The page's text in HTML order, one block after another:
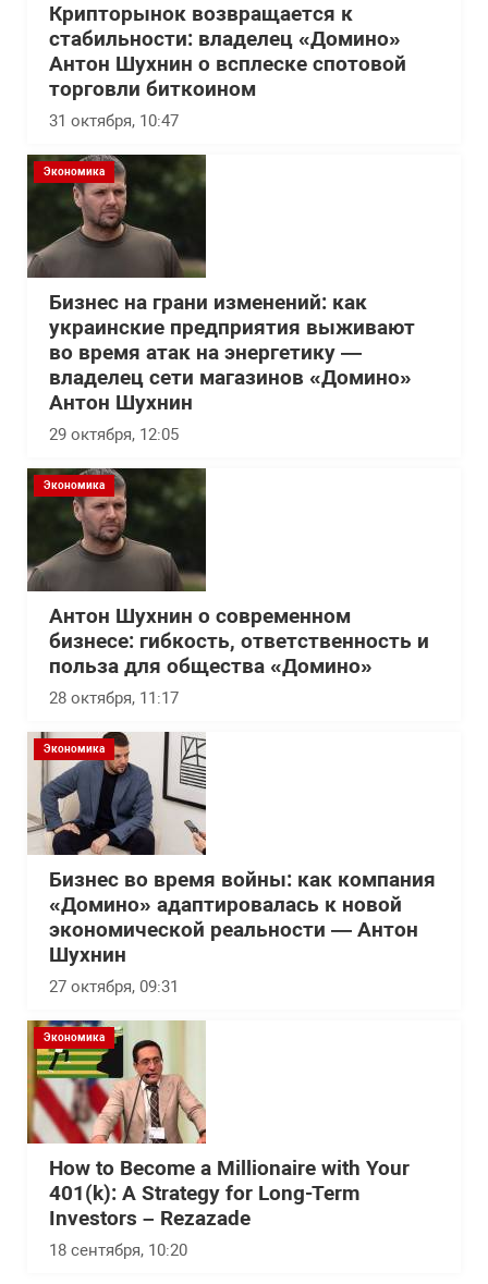
Крипторынок возвращается к
стабильности: владелец «Домино»
Антон Шухнин о всплеске спотовой
торговли биткоином
31 октября, 10:47
Экономика
Бизнес на грани изменений: как
украинские предприятия выживают
во время атак на энергетику —
владелец сети магазинов «Домино»
Антон Шухнин
29 октября, 12:05
Экономика
Антон Шухнин о современном
бизнесе: гибкость, ответственность и
польза для общества «Домино»
28 октября, 11:17
Экономика
Бизнес во время войны: как компания
«Домино» адаптировалась к новой
экономической реальности — Антон
Шухнин
27 октября, 09:31
Экономика
How to Become a Millionaire with Your
401(k): A Strategy for Long-Term
Investors – Rezazade
18 сентября, 10:20